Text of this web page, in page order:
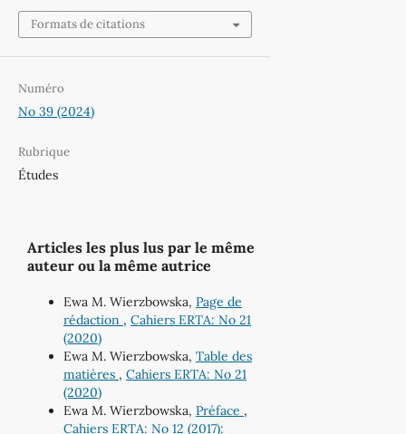
Formats de citations
Numéro
No 39 (2024)
Rubrique
Études
Articles les plus lus par le même
auteur ou la même autrice
Ewa M. Wierzbowska, Page de
rédaction , Cahiers ERTA: No 21
(2020)
Ewa M. Wierzbowska, Table des
matières , Cahiers ERTA: No 21
(2020)
Ewa M. Wierzbowska, Préface ,
Cahiers ERTA: No 12 (2017):